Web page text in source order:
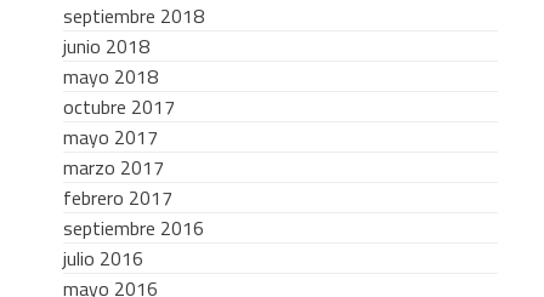
septiembre 2018
junio 2018
mayo 2018
octubre 2017
mayo 2017
marzo 2017
febrero 2017
septiembre 2016
julio 2016
mayo 2016